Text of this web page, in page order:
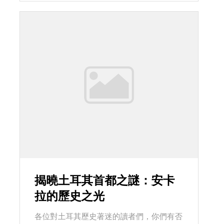
揭曉土耳其首都之謎：安卡
拉的歷史之光
各位對土耳其歷史著迷的讀者們，你們有否